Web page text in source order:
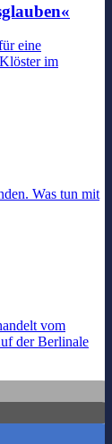
eine
im
Was tun mit
vom
der Berlinale